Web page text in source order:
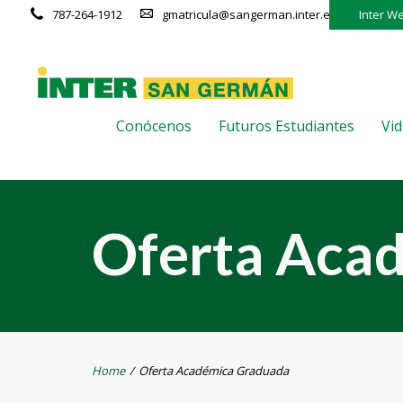
Inter
787-264-1912 gmatricula@sangerman.inter.edu
Conócenos Futuros Estudiantes
Oferta
Home / Oferta Académica Graduada